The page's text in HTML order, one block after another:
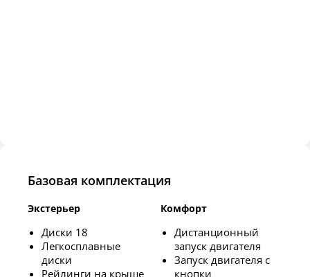
Базовая комплектация
Экстерьер
Диски 18
Легкосплавные
диски
Рейлинги на крыше
Комфорт
Дистанционный
запуск двигателя
Запуск двигателя с
кнопки